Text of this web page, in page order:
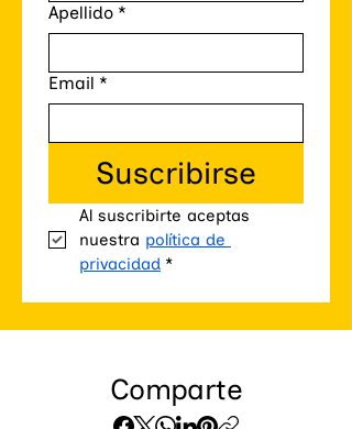
Apellido *
Email *
Suscribirse
Al suscribirte aceptas
nuestra política de
privacidad *
Comparte